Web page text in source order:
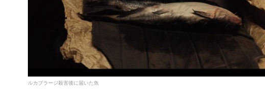
ルカブラージ殺害後に届いた魚